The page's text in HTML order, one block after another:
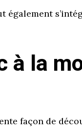
à la
façon de